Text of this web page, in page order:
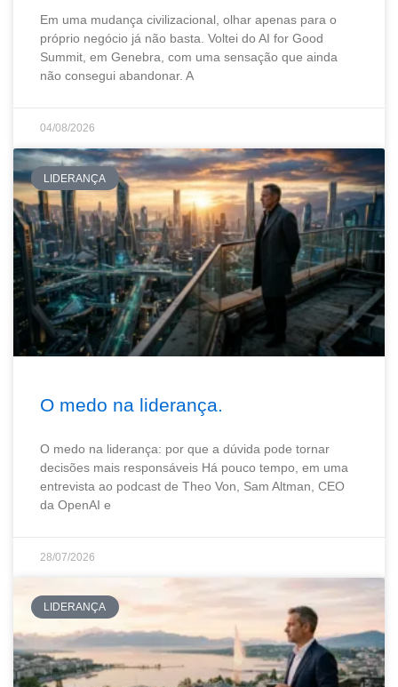
Em uma mudança civilizacional, olhar apenas para o
próprio negócio já não basta. Voltei do AI for Good
Summit, em Genebra, com uma sensação que ainda
não consegui abandonar. A
04/08/2026
LIDERANÇA
O medo na liderança.
O medo na liderança: por que a dúvida pode tornar
decisões mais responsáveis Há pouco tempo, em uma
entrevista ao podcast de Theo Von, Sam Altman, CEO
da OpenAI e
28/07/2026
LIDERANÇA